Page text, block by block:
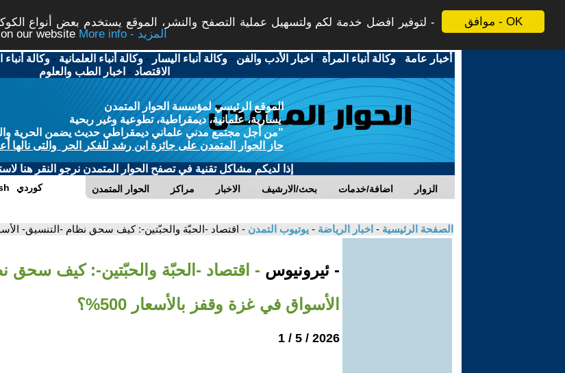
موافق - OK
لتوفير افضل خدمة لكم ولتسهيل عملية التصفح والنشر، الموقع يستخدم بعض أنواع
our website
More info - المزيد
أخبار عامة -وكالة أنباء المرأة - اخبار الأدب والفن -وكالة أنباء اليسار -وكالة أنباء العلمانية -وكالة أنباء
الاقتصاد - اخبار الطب والعلوم
الموقع الرئيسي لمؤسسة الحوار المتمدن
يسارية، علمانية، ديمقراطية، تطوعية وغير ربحية
"من أجل مجتمع مدني علماني ديمقراطي حديث يضمن الحرية
حاز الحوار المتمدن على جائزة ابن رشد للفكر الحر والتى نالها
إذا لديكم مشاكل تقنية في تصفح الحوار المتمدن نرجو النقر هنا
الحوار المتمدن مراكز الاخبار بحث/الارشيف اضافة/خدمات الزوار كوردي
الصفحة الرئيسية - اخبار الرياضة - يوتيوب التمدن - اقتصاد -الحبّة والحبّتين-: كيف سحق نظام -التنسيق- الأسواق
- ئيرونيوس - اقتصاد -الحبّة والحبّتين-: كيف سحق
الأسواق في غزة وقفز بالأسعار 500%؟
2026 / 5 / 1